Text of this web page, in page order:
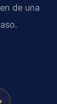
de una